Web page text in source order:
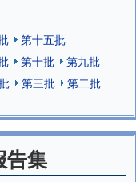
第十五批
第十批
第九批
第三批
第二批
告集